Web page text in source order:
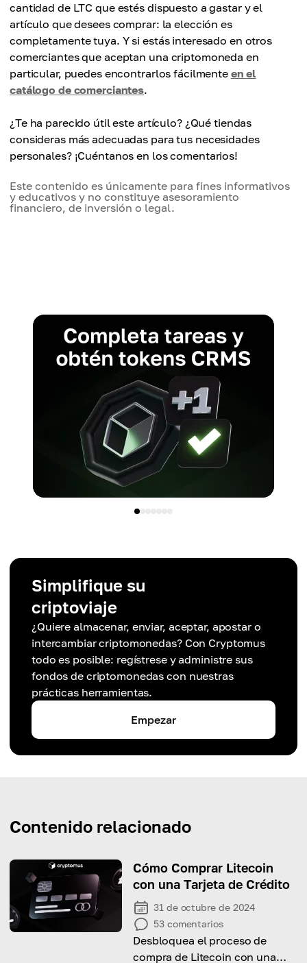
cantidad de LTC que estés dispuesto a gastar y el
artículo que desees comprar: la elección es
completamente tuya. Y si estás interesado en otros
comerciantes que aceptan una criptomoneda en
particular, puedes encontrarlos fácilmente en el
catálogo de comerciantes.
¿Te ha parecido útil este artículo? ¿Qué tiendas
consideras más adecuadas para tus necesidades
personales? ¡Cuéntanos en los comentarios!
Este contenido es únicamente para fines informativos
y educativos y no constituye asesoramiento
financiero, de inversión o legal.
Simplifique su
criptoviaje
¿Quiere almacenar, enviar, aceptar, apostar o
intercambiar criptomonedas? Con Cryptomus
todo es posible: regístrese y administre sus
fondos de criptomonedas con nuestras
prácticas herramientas.
Empezar
Contenido relacionado
Cómo Comprar Litecoin
con una Tarjeta de Crédito
31 de octubre de 2024
53 comentarios
Desbloquea el proceso de
compra de Litecoin con una